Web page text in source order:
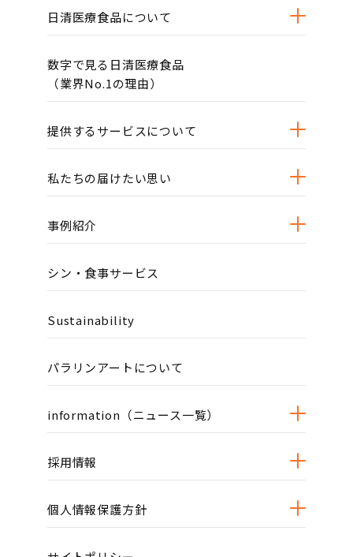
日清医療食品について
数字で見る日清医療食品
（業界No.1の理由）
提供するサービスについて
私たちの届けたい思い
事例紹介
シン・食事サービス
Sustainability
パラリンアートについて
information（ニュース一覧）
採用情報
個人情報保護方針